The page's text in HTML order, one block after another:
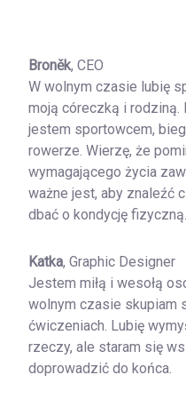
Broněk, CEO
W wolnym czasie lubię
moją córeczką i rodziną.
jestem sportowcem,
rowerze. Wierzę, że
wymagającego życia
ważne jest, aby znaleźć
dbać o kondycję fizyczną.
Katka, Graphic Designer
Jestem miłą i wesołą
wolnym czasie skupiam
ćwiczeniach. Lubię
rzeczy, ale staram się
doprowadzić do końca.